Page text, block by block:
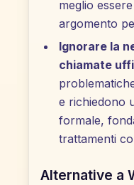
meglio
argomento
Ignorare la
chiamate
e richiedono
formale,
trattamenti
Alternative a